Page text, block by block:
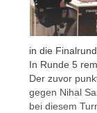
in die
In Runde 5
Der zuvor
gegen Nihal
bei diesem